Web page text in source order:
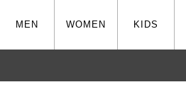
MEN WOMEN KIDS